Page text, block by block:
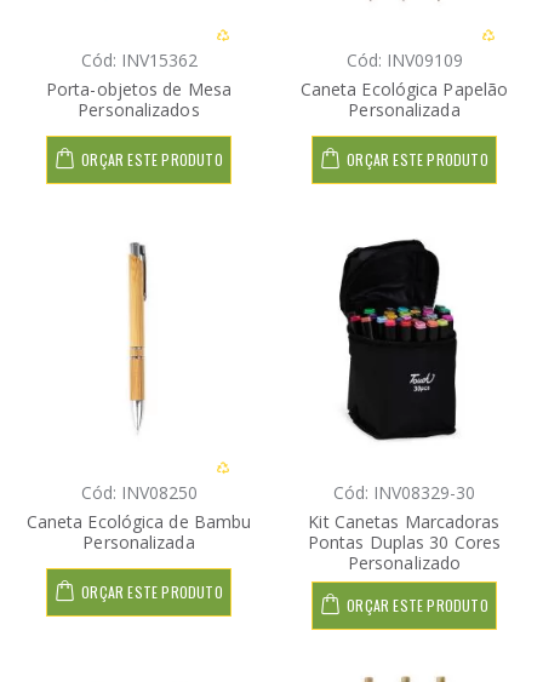
Cód: INV15362
Porta-objetos de Mesa
Personalizados
ORÇAR ESTE PRODUTO
Cód: INV09109
Caneta Ecológica Papelão
Personalizada
ORÇAR ESTE PRODUTO
Cód: INV08250
Caneta Ecológica de Bambu
Personalizada
ORÇAR ESTE PRODUTO
Cód: INV08329-30
Kit Canetas Marcadoras
Pontas Duplas 30 Cores
Personalizado
ORÇAR ESTE PRODUTO